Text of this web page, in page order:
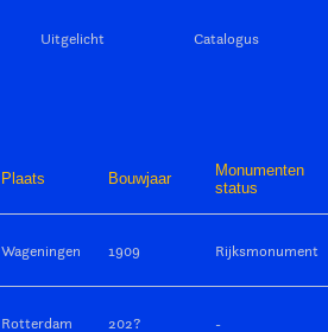
Uitgelicht Catalogus
Plaats Bouwjaar
Monumenten
status
Wageningen 1909 Rijksmonument
Rotterdam 202? -